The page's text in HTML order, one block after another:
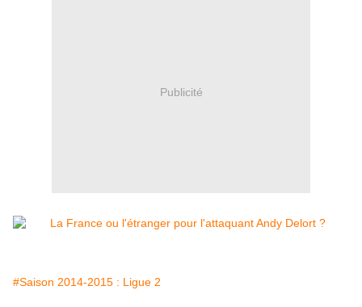
Publicité
#Saison 2014-2015 : Ligue 2